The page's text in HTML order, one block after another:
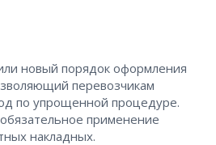
новый порядок оформления
перевозчикам
по упрощенной процедуре.
применение
накладных.